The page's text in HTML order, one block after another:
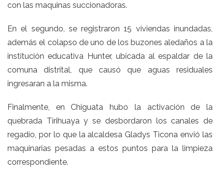
con las maquinas succionadoras.
En el segundo, se registraron 15 viviendas inundadas,
además el colapso de uno de los buzones aledaños a la
institución educativa Hunter, ubicada al espaldar de la
comuna distrital, que causó que aguas residuales
ingresaran a la misma.
Finalmente, en Chiguata hubo la activación de la
quebrada Tirihuaya y se desbordaron los canales de
regadío, por lo que la alcaldesa Gladys Ticona envió las
maquinarias pesadas a estos puntos para la limpieza
correspondiente.